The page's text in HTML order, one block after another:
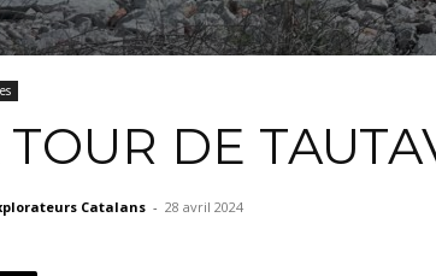
TOUR DE
Catalans - 28 avril 2024